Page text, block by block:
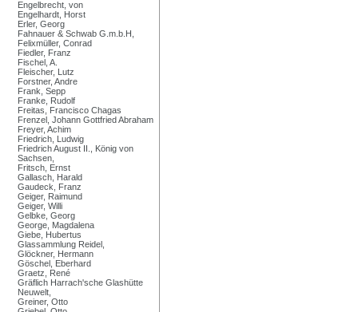
Engelbrecht, von
Engelhardt, Horst
Erler, Georg
Fahnauer & Schwab G.m.b.H,
Felixmüller, Conrad
Fiedler, Franz
Fischel, A.
Fleischer, Lutz
Forstner, Andre
Frank, Sepp
Franke, Rudolf
Freitas, Francisco Chagas
Frenzel, Johann Gottfried Abraham
Freyer, Achim
Friedrich, Ludwig
Friedrich August II., König von
Sachsen,
Fritsch, Ernst
Gallasch, Harald
Gaudeck, Franz
Geiger, Raimund
Geiger, Willi
Gelbke, Georg
George, Magdalena
Giebe, Hubertus
Glassammlung Reidel,
Glöckner, Hermann
Göschel, Eberhard
Graetz, René
Gräflich Harrach'sche Glashütte
Neuwelt,
Greiner, Otto